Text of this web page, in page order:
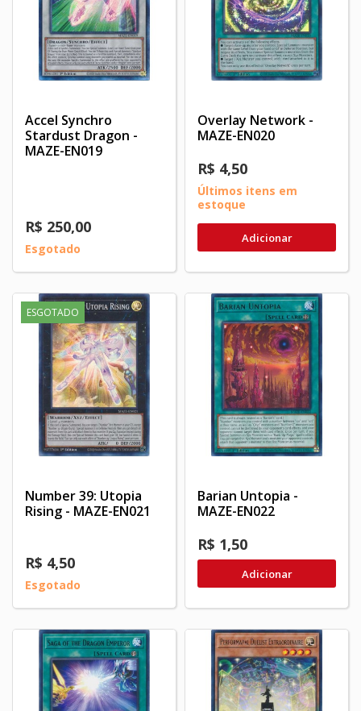
Accel Synchro
Stardust Dragon -
MAZE-EN019
R$ 250,00
Esgotado
Overlay Network -
MAZE-EN020
R$ 4,50
Últimos itens em
estoque
Adicionar
ESGOTADO
Number 39: Utopia
Rising - MAZE-EN021
R$ 4,50
Esgotado
Barian Untopia -
MAZE-EN022
R$ 1,50
Adicionar